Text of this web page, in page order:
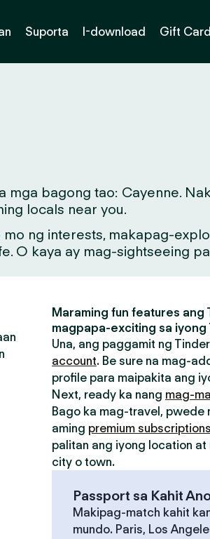
Suporta I-download Gift
bagong tao: Cayenne.
locals near you.
ng interests, makapag-
O kaya ay mag-sightseeing
Maraming fun features ang
magpapa-exciting sa
Una, ang paggamit ng
account. Be sure na mag-
profile para maipakita ang
Next, ready ka nang mag-
Bago ka mag-travel, pwede
aming premium subscriptions
palitan ang iyong location
city o town.
Passport sa Kahit
Makipag-match kahit
mundo. Paris, Los